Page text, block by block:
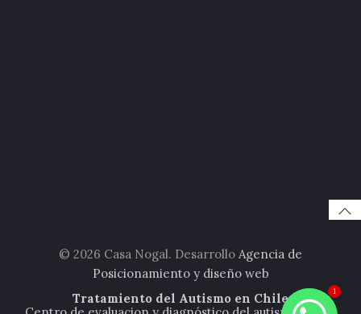
© 2026 Casa Nogal. Desarrollo Agencia de
Posicionamiento y diseño web
Tratamiento del Autismo en Chile
1